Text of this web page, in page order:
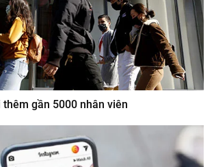
gần 5000 nhân viên